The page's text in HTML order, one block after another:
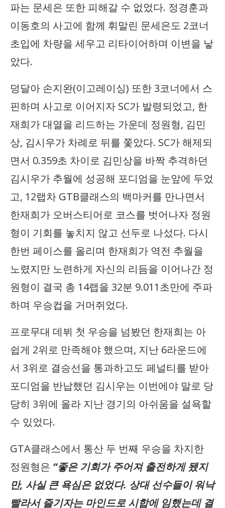
파는 문세은 또한 피해갈 수 없었다. 정경훈과
이동호의 사고에 함께 휘말린 문세은도 2코너
초입에 차량을 세우고 리타이어하며 이변을 낳
았다.
덩달아 손지완(이고레이싱) 또한 3코너에서 스
핀하며 사고로 이어지자 SC가 발령되었고, 한
재희가 대열을 리드하는 가운데 정원형, 김민
상, 김시우가 차례로 뒤를 쫓았다. SC가 해제되
면서 0.359초 차이로 김민상을 바짝 추격하던
김시우가 추월에 성공해 포디엄을 눈앞에 두었
고, 12랩차 GTB클래스의 백마커를 만나면서
한재희가 오버스티어로 코스를 벗어나자 정원
형이 기회를 놓치지 않고 선두로 나섰다. 다시
한번 페이스를 올리며 한재희가 역전 추월을
노렸지만 노련하게 자신의 리듬을 이어나간 정
원형이 결국 총 14랩을 32분 9.011초만에 주파
하며 우승컵을 거머쥐었다.
프로무대 데뷔 첫 우승을 넘봤던 한재희는 아
쉽게 2위로 만족해야 했으며, 지난 6라운드에
서 3위로 결승선을 통과하고도 페널티를 받아
포디엄을 반납했던 김시우는 이번에야 말로 당
당히 3위에 올라 지난 경기의 아쉬움을 설욕할
수 있었다.
GTA클래스에서 통산 두 번째 우승을 차지한
정원형은 “좋은 기회가 주어져 출전하게 됐지
만, 사실 큰 욕심은 없었다. 상대 선수들이 워낙
빨라서 즐기자는 마인드로 시합에 임했는데 결